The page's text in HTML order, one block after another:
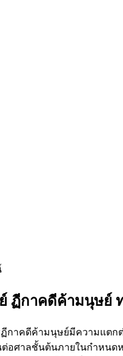
ฏีกาคดีค้ามนุษย์
ดีค้ามนุษย์มีความแตกต่า
อศาลชั้นต้นภายในกำหน